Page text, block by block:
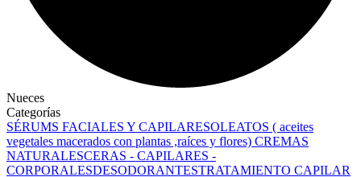
Nueces
Categorías
SÉRUMS FACIALES Y CAPILARESOLEATOS ( aceites
vegetales macerados con plantas ,raíces y flores) CREMAS
NATURALESCERAS - CAPILARES -
CORPORALESDESODORANTESTRATAMIENTO CAPILAR